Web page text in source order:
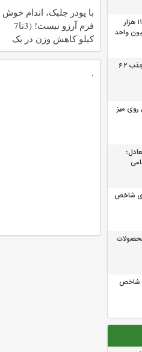
بورس تهران با رشد ۱۱۲ هزار
رکوردشکنی بورس با جذب ۶.۲
روی میز
واحدی شاخص
محصولات
شاخص
با پودر جلبک، اندام خوش
فرم آرزو نیست! (3تا7
کیلو کاهش وزن در یک
ماه)
.